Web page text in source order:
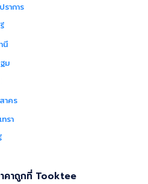
าการ
นี
ม
าคร
รา
คาถูกที่ Tooktee